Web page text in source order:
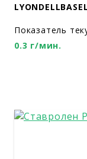
Показатель
0.3 г/мин.